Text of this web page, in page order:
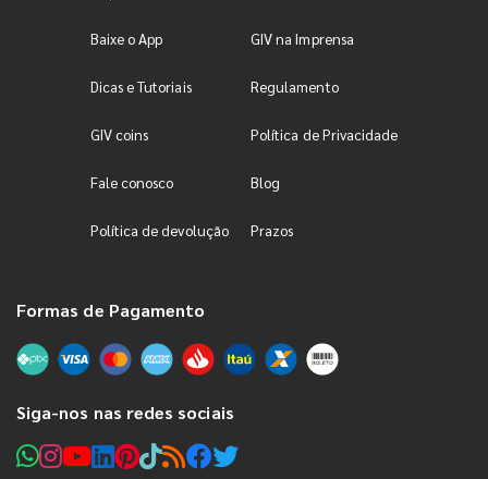
Baixe o App GIV na Imprensa
Dicas e Tutoriais Regulamento
GIV coins Política de Privacidade
Fale conosco Blog
Política de devolução Prazos
Formas de Pagamento
Siga-nos nas redes sociais